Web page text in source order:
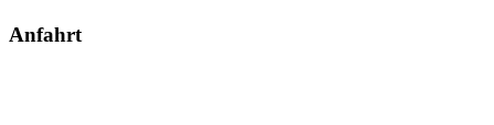
Anfahrt